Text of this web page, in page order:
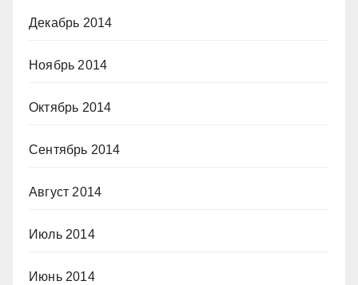
Декабрь 2014
Ноябрь 2014
Октябрь 2014
Сентябрь 2014
Август 2014
Июль 2014
Июнь 2014